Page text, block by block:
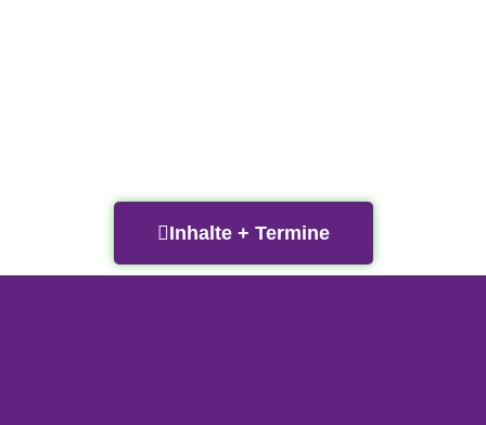
Inhalte + Termine